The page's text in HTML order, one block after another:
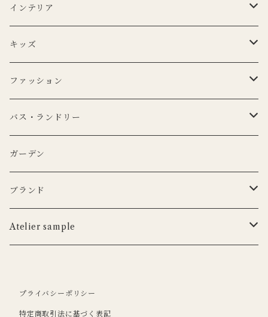
Lino e Lina
BERTOZZI
キッチンクロス
Lino e Lina
BERTOZZI
プレート
CARRON
3RD CERAMICS
ボウル
CARRON
KANEKO KOHYO POTTERY
マグカップ
CARRON
3RD CERAMICS
グラス
KIMOTO GLASS TOKYO
LSA
カトラリー
Cutipol
ナプキンリング
WILDLIFE GARDEN
ウッドボード
インテリア
ポータブルランプ
マイクロシリーズ
クラシックシリーズ
LEDキャンドル
LEDキャンドル
Uyuni Lithing
キャンドルホルダー
LSA
DEKO candle
アニマルフック
オブジェ
フラワーベース
Henry Dean
OFFICINA NATURALIS
ルームシューズ
キッズ
ぬいぐるみ
ピロー
ファッション
トートバッグ
CARRON
サスペンダー
BERTELLES
ポーチ
tronco
バス・ランドリー
タオル
ガーデン
ブランド
Blabla Kids
DOING GOODS
Atelier sample
フラワーベース
プライバシーポリシー
特定商取引法に基づく表記